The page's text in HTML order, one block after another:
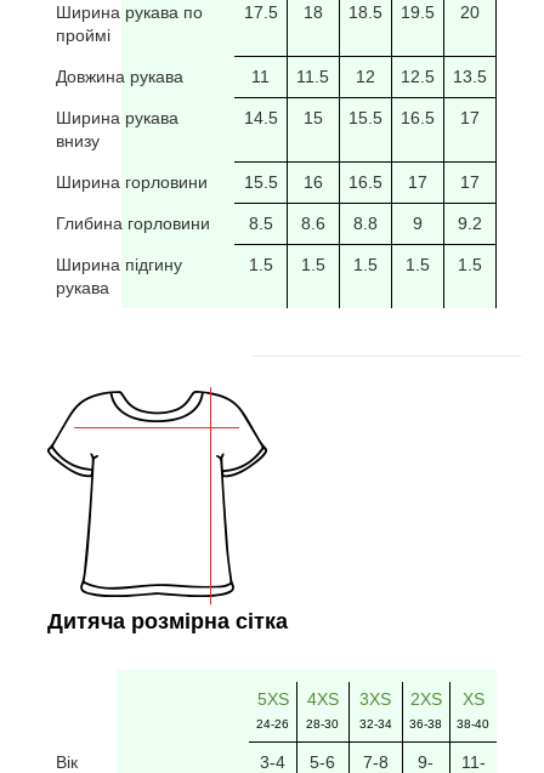
Ширина рукава по
проймі
17.5 18 18.5 19.5 20
Довжина рукава 11 11.5 12 12.5 13.5
Ширина рукава
внизу
14.5 15 15.5 16.5 17
Ширина горловини 15.5 16 16.5 17 17
Глибина горловини 8.5 8.6 8.8 9 9.2
Ширина підгину
рукава
1.5 1.5 1.5 1.5 1.5
Дитяча розмірна сітка
5XS
24-26
4XS
28-30
3XS
32-34
2XS
36-38
XS
38-40
Вік 3-4 5-6 7-8
9-
11-